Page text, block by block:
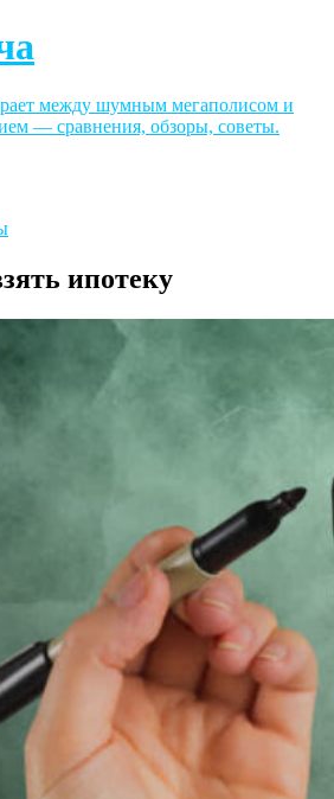
между шумным мегаполисом и
— сравнения, обзоры, советы.
ипотеку